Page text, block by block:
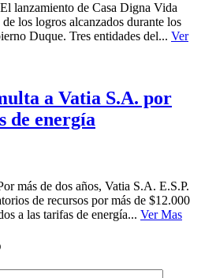
de Casa Digna Vida
los logros alcanzados durante los
Duque. Tres entidades del... Ver
a Vatia S.A. por
de energía
más de dos años, Vatia S.A. E.S.P.
de recursos por más de $12.000
a las tarifas de energía... Ver Mas